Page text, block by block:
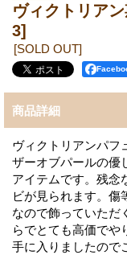
ヴィクトリア
3]
[SOLD OUT]
商品詳細
ヴィクトリアンパフ
ザーオブパールの優
アイテムです。残念
ビが見られます。傷
なので飾っていただ
らでとても高価でや
手に入りましたので